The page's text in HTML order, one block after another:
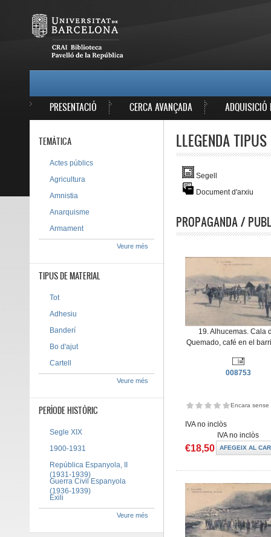
PRESENTACIÓ CERCA AVANÇADA ADQUISICIÓ
LLEGENDA
Segell
Document d'arxiu
PROPAGANDA /
19. Alhucemas. Cala
Quemado, café en el
008753
Encara sense
IVA no inclòs
IVA no inclòs
€18,50
TEMÀTICA
Actes públics
Agricultura
Amnistia
Anarquisme
Armament
Veure més
TIPUS DE MATERIAL
Tot
Adhesiu
Banderí
Bo d'ajut
Cartell
Veure més
PERÍODE HISTÒRIC
Segle XIX
1900-1931
República Espanyola, II
(1931-1939)
Guerra Civil Espanyola
(1936-1939)
Exili
Veure més